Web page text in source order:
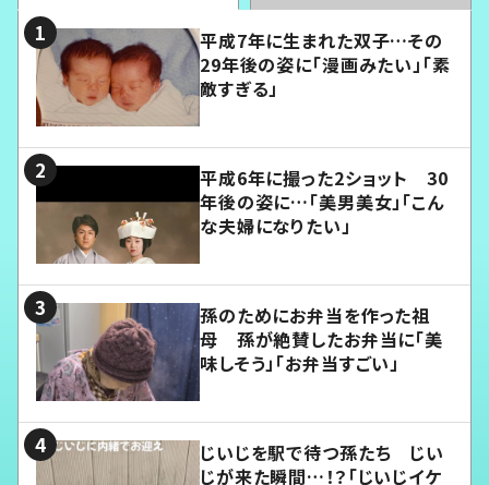
平成7年に生まれた双子…その
29年後の姿に「漫画みたい」「素
敵すぎる」
平成6年に撮った2ショット 30
年後の姿に…「美男美女」「こん
な夫婦になりたい」
孫のためにお弁当を作った祖
母 孫が絶賛したお弁当に「美
味しそう」「お弁当すごい」
じいじを駅で待つ孫たち じい
じが来た瞬間…！？「じいじイケ